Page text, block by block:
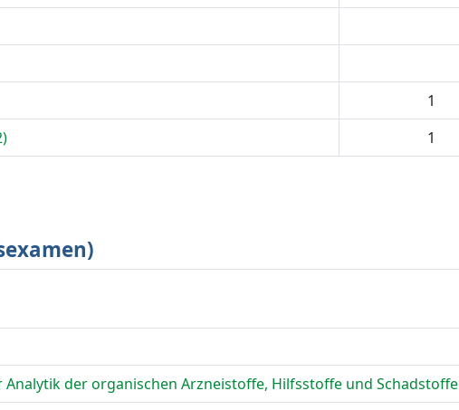
1
1
Analytik der organischen Arzneistoffe, Hilfsstoffe und Schadstoffe